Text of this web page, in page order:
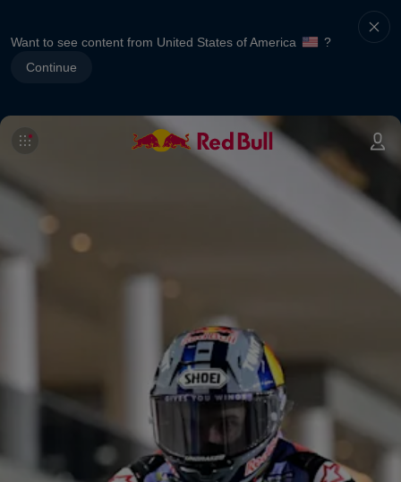
Want to see content from United States of America
?
Continue